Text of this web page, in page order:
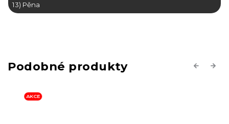
13) Pěna
Previous
AKCE
Next